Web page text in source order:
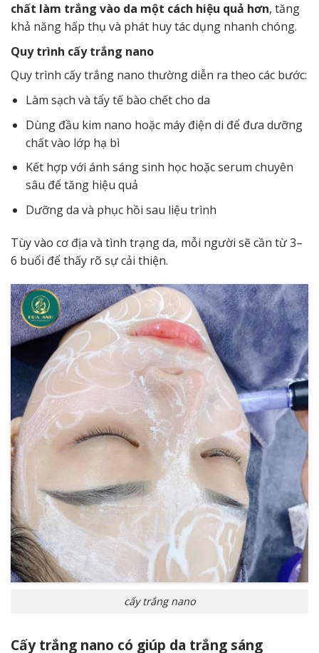
chất làm trắng vào da một cách hiệu quả hơn, tăng
khả năng hấp thụ và phát huy tác dụng nhanh chóng.
Quy trình cấy trắng nano
Quy trình cấy trắng nano thường diễn ra theo các bước:
Làm sạch và tẩy tế bào chết cho da
Dùng đầu kim nano hoặc máy điện di để đưa dưỡng
chất vào lớp hạ bì
Kết hợp với ánh sáng sinh học hoặc serum chuyên
sâu để tăng hiệu quả
Dưỡng da và phục hồi sau liệu trình
Tùy vào cơ địa và tình trạng da, mỗi người sẽ cần từ 3–
6 buổi để thấy rõ sự cải thiện.
cấy trắng nano
Cấy trắng nano có giúp da trắng sáng